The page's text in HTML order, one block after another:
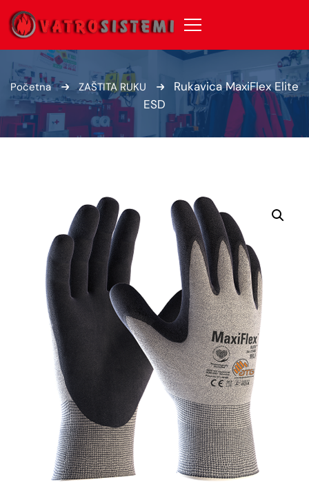
Početna ZAŠTITA RUKU
Rukavica MaxiFlex Elite
ESD